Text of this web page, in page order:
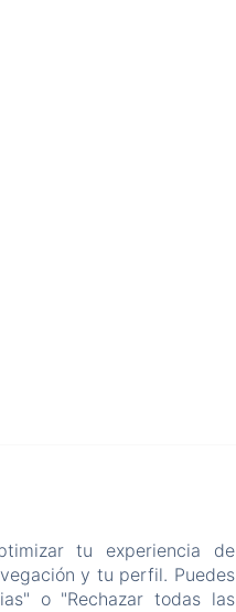
tu experiencia de
y tu perfil. Puedes
o "Rechazar todas las